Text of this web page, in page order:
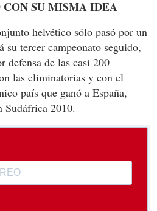
SU MISMA IDEA
helvético sólo pasó por un
tercer campeonato seguido,
defensa de las casi 200
las eliminatorias y con el
país que ganó a España,
Sudáfrica 2010.